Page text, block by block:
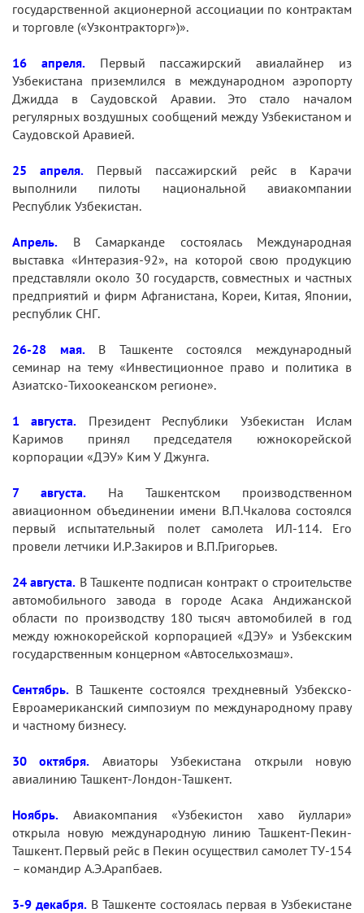
государственной акционерной ассоциации по контрактам
и торговле («Узконтракторг»)».
16 апреля.Первый пассажирский авиалайнер из
Узбекистана приземлился в международном аэропорту
Джидда в Саудовской Аравии. Это стало началом
регулярных воздушных сообщений между Узбекистаном и
Саудовской Аравией.
25 апреля. Первый пассажирский рейс в Карачи
выполнили пилоты национальной авиакомпании
Республик Узбекистан.
Апрель. В Самарканде состоялась Международная
выставка «Интеразия-92», на которой свою продукцию
представляли около 30 государств, совместных и частных
предприятий и фирм Афганистана, Кореи, Китая, Японии,
республик СНГ.
26-28 мая.В Ташкенте состоялся международный
семинар на тему «Инвестиционное право и политика в
Азиатско-Тихоокеанском регионе».
1 августа. Президент Республики Узбекистан Ислам
Каримов принял председателя южнокорейской
корпорации «ДЭУ» Ким У Джунга.
7 августа. На Ташкентском производственном
авиационном объединении имени В.П.Чкалова состоялся
первый испытательный полет самолета ИЛ-114. Его
провели летчики И.Р.Закиров и В.П.Григорьев.
24 августа. В Ташкенте подписан контракт о строительстве
автомобильного завода в городе Асака Андижанской
области по производству 180 тысяч автомобилей в год
между южнокорейской корпорацией «ДЭУ» и Узбекским
государственным концерном «Автосельхозмаш».
Сентябрь. В Ташкенте состоялся трехдневный Узбекско-
Евроамериканский симпозиум по международному праву
и частному бизнесу.
30 октября. Авиаторы Узбекистана открыли новую
авиалинию Ташкент-Лондон-Ташкент.
Ноябрь. Авиакомпания «Узбекистон хаво йуллари»
открыла новую международную линию Ташкент-Пекин-
Ташкент. Первый рейс в Пекин осуществил самолет ТУ-154
– командир А.Э.Арапбаев.
3-9 декабря. В Ташкенте состоялась первая в Узбекистане